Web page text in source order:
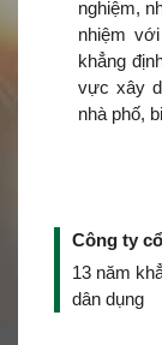
nghiệm,
nhiệm
khẳng
vực xây
nhà phố,
Công ty
13 năm
dân dụng